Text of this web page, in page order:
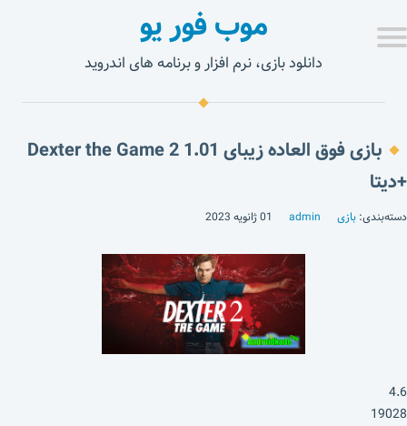
موب فور یو
دانلود بازی، نرم افزار و برنامه های اندروید
بازی فوق العاده زیبای Dexter the Game 2 1.01
+دیتا
دسته‌بندی: بازی admin 01 ژانویه 2023
4.6
19028